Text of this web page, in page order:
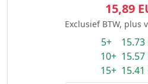
15,89
Exclusief BTW, plus
5+ 15.73
10+ 15.57
15+ 15.41